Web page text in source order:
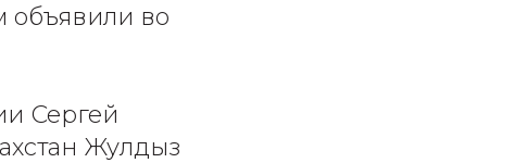
объявили во
Сергей
Жулдыз